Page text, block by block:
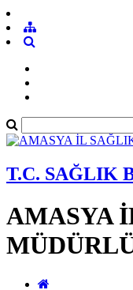
T.C. SAĞLIK
AMASYA